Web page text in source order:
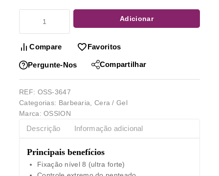
Adicionar
Compare Favoritos
Pergunte-Nos Compartilhar
REF: OSS-3647
Categorias: Barbearia
Cera / Gel
Marca:OSSION
Descrição Informação adicional
Principais benefícios
Fixação nível 8 (ultra forte)